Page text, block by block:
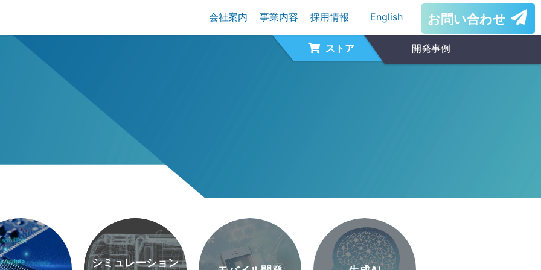
会社案内 事業内容 採用情報 English お問い合わせ
ストア 開発事例
シミュレーション